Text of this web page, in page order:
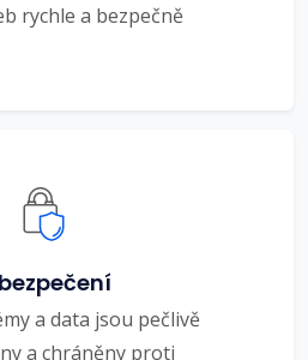
rychle a bezpečně
a data jsou pečlivě
a chráněny proti